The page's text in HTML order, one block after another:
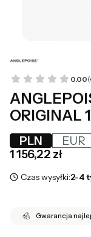
0.00
ORIGINAL
PLN
EUR
Cena
1 156,22 zł
Czas wysyłki:2-4
Gwarancja